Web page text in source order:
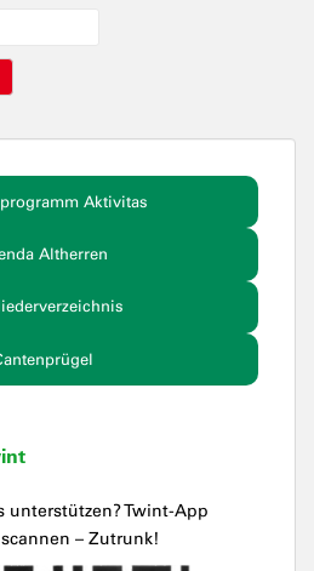
Aktivitas
Altherren
Twint-App
– Zutrunk!